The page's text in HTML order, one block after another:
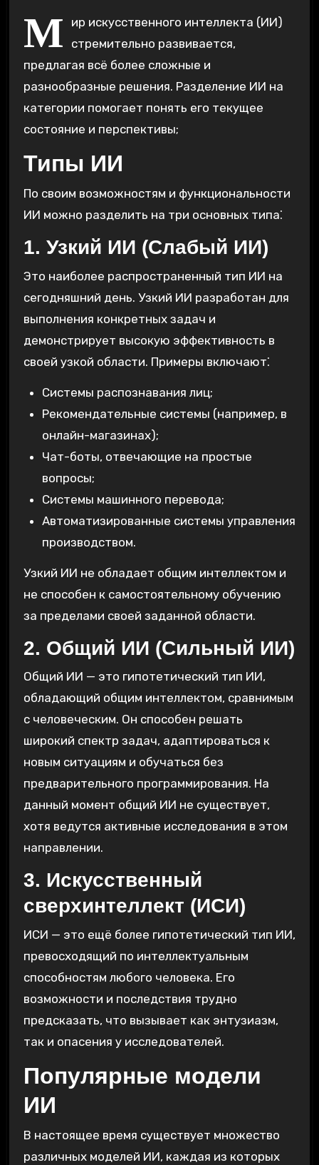
М
ир искусственного интеллекта (ИИ)
стремительно развивается,
предлагая всё более сложные и
разнообразные решения. Разделение ИИ на
категории помогает понять его текущее
состояние и перспективы;
Типы ИИ
По своим возможностям и функциональности
ИИ можно разделить на три основных типа⁚
1. Узкий ИИ (Слабый ИИ)
Это наиболее распространенный тип ИИ на
сегодняшний день. Узкий ИИ разработан для
выполнения конкретных задач и
демонстрирует высокую эффективность в
своей узкой области. Примеры включают⁚
Системы распознавания лиц;
Рекомендательные системы (например, в
онлайн-магазинах);
Чат-боты, отвечающие на простые
вопросы;
Системы машинного перевода;
Автоматизированные системы управления
производством.
Узкий ИИ не обладает общим интеллектом и
не способен к самостоятельному обучению
за пределами своей заданной области.
2. Общий ИИ (Сильный ИИ)
Общий ИИ — это гипотетический тип ИИ,
обладающий общим интеллектом, сравнимым
с человеческим. Он способен решать
широкий спектр задач, адаптироваться к
новым ситуациям и обучаться без
предварительного программирования. На
данный момент общий ИИ не существует,
хотя ведутся активные исследования в этом
направлении.
3. Искусственный
сверхинтеллект (ИСИ)
ИСИ — это ещё более гипотетический тип ИИ,
превосходящий по интеллектуальным
способностям любого человека. Его
возможности и последствия трудно
предсказать, что вызывает как энтузиазм,
так и опасения у исследователей.
Популярные модели
ИИ
В настоящее время существует множество
различных моделей ИИ, каждая из которых